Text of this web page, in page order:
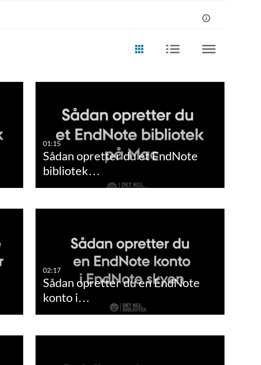
01:15
Sådan opretter du et EndNote
bibliotek…
02:17
Sådan opretter du en EndNote
konto i…